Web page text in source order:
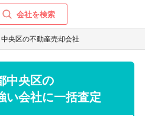
会社を検索
中央区の不動産売却会社
中央区の
い会社に一括査定